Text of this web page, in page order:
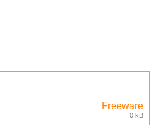
Freeware
0 kB